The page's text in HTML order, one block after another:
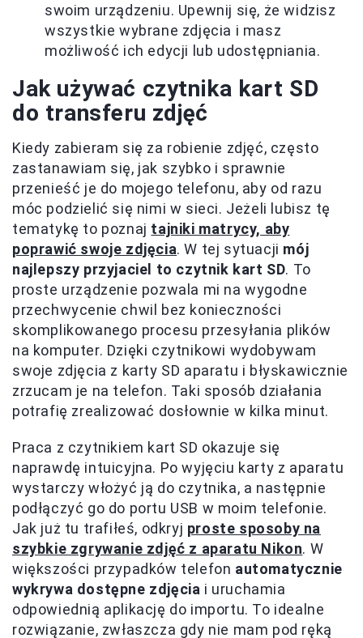
swoim urządzeniu. Upewnij się, że widzisz
wszystkie wybrane zdjęcia i masz
możliwość ich edycji lub udostępniania.
Jak używać czytnika kart SD
do transferu zdjęć
Kiedy zabieram się za robienie zdjęć, często
zastanawiam się, jak szybko i sprawnie
przenieść je do mojego telefonu, aby od razu
móc podzielić się nimi w sieci. Jeżeli lubisz tę
tematykę to poznaj tajniki matrycy, aby
poprawić swoje zdjęcia. W tej sytuacji mój
najlepszy przyjaciel to czytnik kart SD. To
proste urządzenie pozwala mi na wygodne
przechwycenie chwil bez konieczności
skomplikowanego procesu przesyłania plików
na komputer. Dzięki czytnikowi wydobywam
swoje zdjęcia z karty SD aparatu i błyskawicznie
zrzucam je na telefon. Taki sposób działania
potrafię zrealizować dosłownie w kilka minut.
Praca z czytnikiem kart SD okazuje się
naprawdę intuicyjna. Po wyjęciu karty z aparatu
wystarczy włożyć ją do czytnika, a następnie
podłączyć go do portu USB w moim telefonie.
Jak już tu trafiłeś, odkryj proste sposoby na
szybkie zgrywanie zdjęć z aparatu Nikon. W
większości przypadków telefon automatycznie
wykrywa dostępne zdjęcia i uruchamia
odpowiednią aplikację do importu. To idealne
rozwiązanie, zwłaszcza gdy nie mam pod ręką